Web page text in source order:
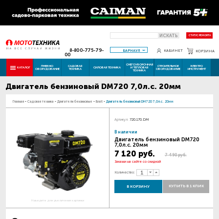
ИСКАТЬ СТАТУС РЕМОНТА
8-800-775-79-
00
БАРНАУЛ КАБИНЕТ КОРЗИНА
КАТАЛОГ ПНЕВМО
ОБОРУДОВАНИЕ
САДОВАЯ
ТЕХНИКА СИЛОВАЯ ТЕХНИКА
СНЕГОУБОРОЧНАЯ
И ТЕПЛОВАЯ
ТЕХНИКА
СТРОИТЕЛЬНОЕ
ОБОРУДОВАНИЕ
ЭЛЕКТРО
ИНСТРУМЕНТ
Двигатель бензиновый DM720 7,0л.с. 20мм
Главная - Садовая техника - Двигатели бензиновые - Brait - Двигатель бензиновый DM720 7,0л.с. 20мм
Наведите для увеличения картинки
Артикул: 720.170.DM
В наличии
Двигатель бензиновый DM720
7,0л.с. 20мм
7 120 руб. 7 490 руб.
Закажи на сайте со скидкой
Количество:
В КОРЗИНУ КУПИТЬ В 1 КЛИК